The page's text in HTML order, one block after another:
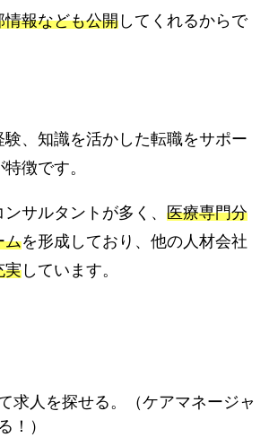
情報なども公開 してくれるからで
験、知識を活かした転職をサポー
徴です。
サルタントが多く、 医療専門分
ムを形成しており、他の人材会社
実 しています。
求人を探せる。（ケアマネージャ
！）